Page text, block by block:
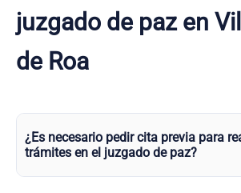
juzgado de paz en
de Roa
¿Es necesario pedir cita previa para
trámites en el juzgado de paz?